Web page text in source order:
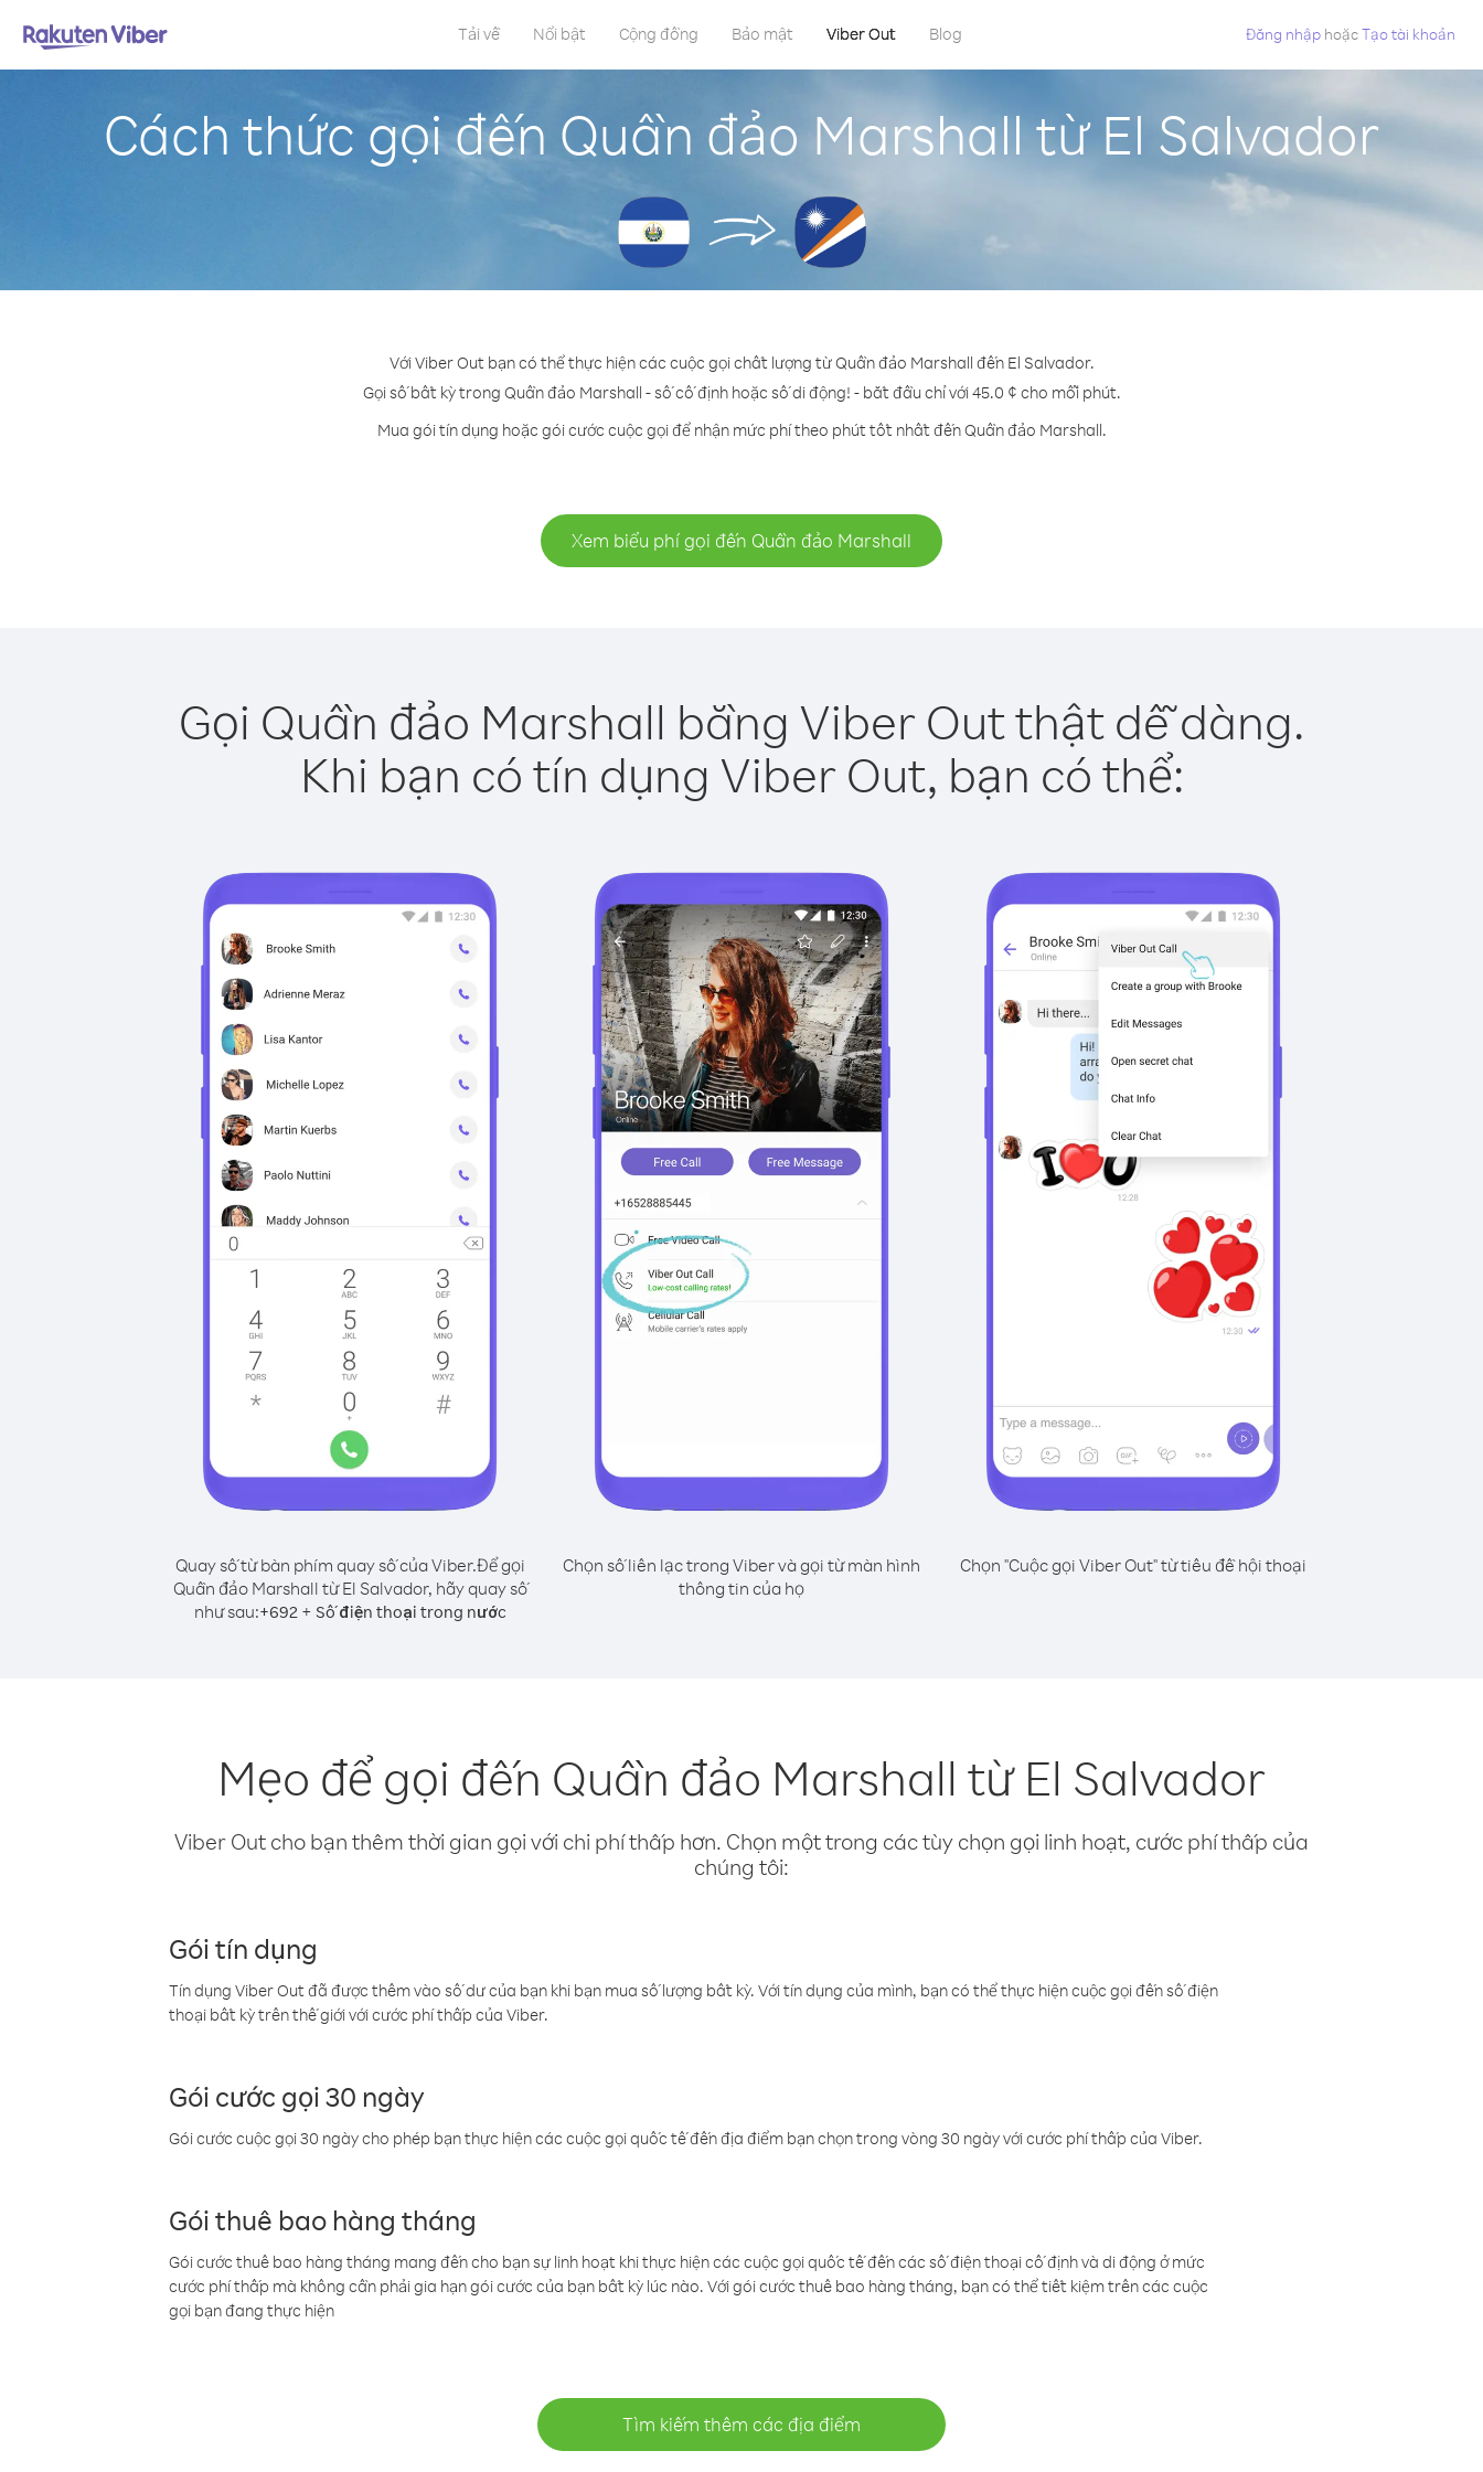
Tải về Nổi bật Cộng đồng Bảo mật Viber Out Blog Đăng nhập hoặcTạo tài khoản
Cách thức gọi đến Quần đảo Marshall từ El Salvador
Với Viber Out bạn có thể thực hiện các cuộc gọi chất lượng từ Quần đảo Marshall đến El Salvador.
Gọi số bất kỳ trong Quần đảo Marshall - số cố định hoặc số di động! - bắt đầu chỉ với 45.0 ¢ cho mỗi phút.
Mua gói tín dụng hoặc gói cước cuộc gọi để nhận mức phí theo phút tốt nhất đến Quần đảo Marshall.
Xem biểu phí gọi đến Quần đảo Marshall
Gọi Quần đảo Marshall bằng Viber Out thật dễ dàng.
Khi bạn có tín dụng Viber Out, bạn có thể:
Quay số từ bàn phím quay số của Viber.Để gọi
Quần đảo Marshall từ El Salvador, hãy quay số
như sau:+692+ Số điện thoại trong nước
Chọn số liên lạc trong Viber và gọi từ màn hình
thông tin của họ
Chọn "Cuộc gọi Viber Out" từ tiêu đề hội thoại
Mẹo để gọi đến Quần đảo Marshall từ El Salvador
Viber Out cho bạn thêm thời gian gọi với chi phí thấp hơn. Chọn một trong các tùy chọn gọi linh hoạt, cước phí thấp của
chúng tôi:
Gói tín dụng
Tín dụng Viber Out đã được thêm vào số dư của bạn khi bạn mua số lượng bất kỳ. Với tín dụng của mình, bạn có thể thực hiện cuộc gọi đến số điện
thoại bất kỳ trên thế giới với cước phí thấp của Viber.
Gói cước gọi 30 ngày
Gói cước cuộc gọi 30 ngày cho phép bạn thực hiện các cuộc gọi quốc tế đến địa điểm bạn chọn trong vòng 30 ngày với cước phí thấp của Viber.
Gói thuê bao hàng tháng
Gói cước thuê bao hàng tháng mang đến cho bạn sự linh hoạt khi thực hiện các cuộc gọi quốc tế đến các số điện thoại cố định và di động ở mức
cước phí thấp mà không cần phải gia hạn gói cước của bạn bất kỳ lúc nào. Với gói cước thuê bao hàng tháng, bạn có thể tiết kiệm trên các cuộc
gọi bạn đang thực hiện
Tìm kiếm thêm các địa điểm